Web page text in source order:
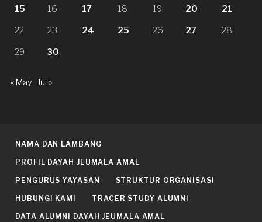
15 16 17 18 19 20 21
22 23 24 25 26 27 28
29 30
« May Jul »
NAMA DAN LAMBANG
PROFIL DAYAH JEUMALA AMAL
PENGURUS YAYASAN STRUKTUR ORGANISASI
HUBUNGI KAMI TRACER STUDY ALUMNI
DATA ALUMNI DAYAH JEUMALA AMAL